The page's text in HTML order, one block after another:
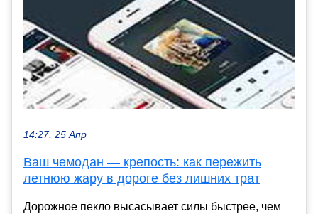
14:27, 25 Апр
Ваш чемодан — крепость: как пережить
летнюю жару в дороге без лишних трат
Дорожное пекло высасывает силы быстрее, чем